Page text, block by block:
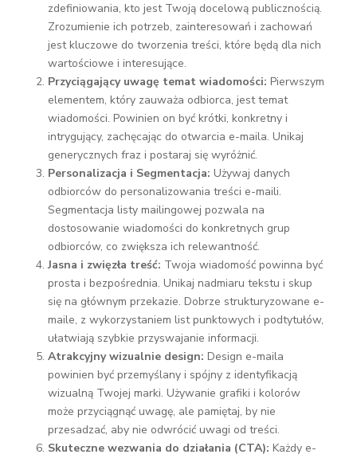
zdefiniowania, kto jest Twoją docelową publicznością.
Zrozumienie ich potrzeb, zainteresowań i zachowań
jest kluczowe do tworzenia treści, które będą dla nich
wartościowe i interesujące.
Przyciągający uwagę temat wiadomości: Pierwszym
elementem, który zauważa odbiorca, jest temat
wiadomości. Powinien on być krótki, konkretny i
intrygujący, zachęcając do otwarcia e-maila. Unikaj
generycznych fraz i postaraj się wyróżnić.
Personalizacja i Segmentacja: Używaj danych
odbiorców do personalizowania treści e-maili.
Segmentacja listy mailingowej pozwala na
dostosowanie wiadomości do konkretnych grup
odbiorców, co zwiększa ich relewantność.
Jasna i zwięzła treść: Twoja wiadomość powinna być
prosta i bezpośrednia. Unikaj nadmiaru tekstu i skup
się na głównym przekazie. Dobrze strukturyzowane e-
maile, z wykorzystaniem list punktowych i podtytułów,
ułatwiają szybkie przyswajanie informacji.
Atrakcyjny wizualnie design: Design e-maila
powinien być przemyślany i spójny z identyfikacją
wizualną Twojej marki. Używanie grafiki i kolorów
może przyciągnąć uwagę, ale pamiętaj, by nie
przesadzać, aby nie odwrócić uwagi od treści.
Skuteczne wezwania do działania (CTA): Każdy e-